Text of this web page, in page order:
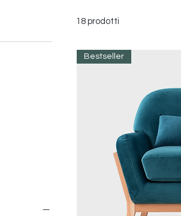
18 prodotti
Bestseller